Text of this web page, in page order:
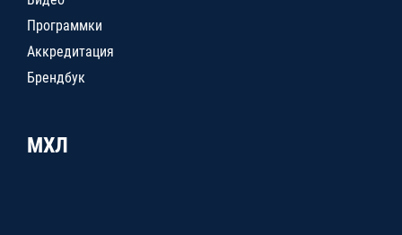
Программки
Аккредитация
Брендбук
МХЛ